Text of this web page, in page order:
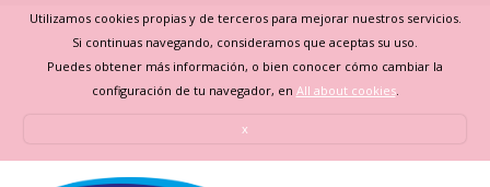
Utilizamos cookies propias y de terceros para mejorar nuestros servicios.
Si continuas navegando, consideramos que aceptas su uso.
Puedes obtener más información, o bien conocer cómo cambiar la
configuración de tu navegador, en All about cookies.
x